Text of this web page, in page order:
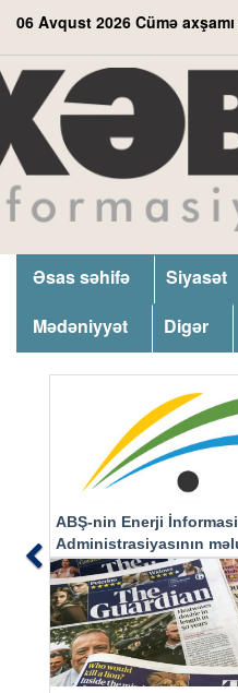
06 Avqust 2026 Cümə axşamı
Əsas səhifə Siyasət
Mədəniyyət
Digər
ABŞ-nin Enerji
Administrasiyasının
əsasında…
Previous